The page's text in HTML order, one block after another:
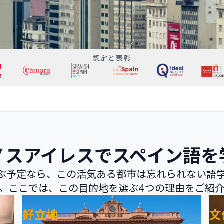
認定と表彰
アイレスでスペイン語
予定なら、この活気ある都市は忘れられない語
ここでは、この目的地を選ぶ4つの理由をご紹
好立地